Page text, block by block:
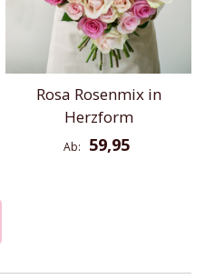
Rosa Rosenmix in
Herzform
Ab 59,95